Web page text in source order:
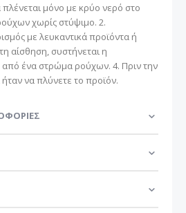
μόνο με κρύο νερό στο
χωρίς στύψιμο. 2.
με λευκαντικά προϊόντα ή
αίσθηση, συστήνεται η
ένα στρώμα ρούχων. 4. Πριν την
να πλύνετε το προϊόν.